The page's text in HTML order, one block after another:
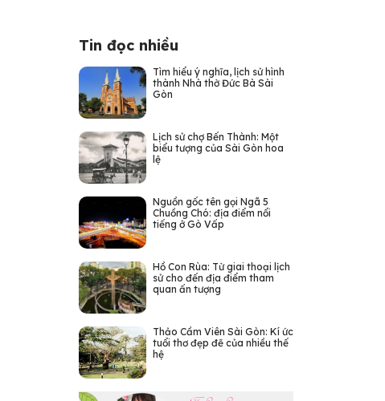
Tin đọc nhiều
Tìm hiểu ý nghĩa, lịch sử hình
thành Nhà thờ Đức Bà Sài
Gòn
Lịch sử chợ Bến Thành: Một
biểu tượng của Sài Gòn hoa
lệ
Nguồn gốc tên gọi Ngã 5
Chuồng Chó: địa điểm nổi
tiếng ở Gò Vấp
Hồ Con Rùa: Từ giai thoại lịch
sử cho đến địa điểm tham
quan ấn tượng
Thảo Cầm Viên Sài Gòn: Kí ức
tuổi thơ đẹp đẽ của nhiều thế
hệ